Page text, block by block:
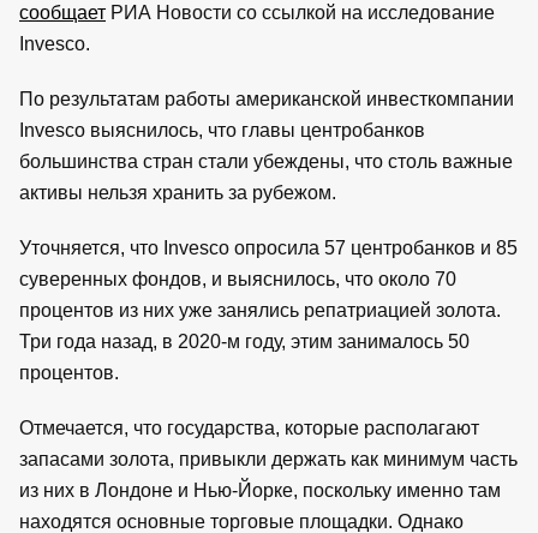
сообщает РИА Новости со ссылкой на исследование
Invesco.
По результатам работы американской инвесткомпании
Invesco выяснилось, что главы центробанков
большинства стран стали убеждены, что столь важные
активы нельзя хранить за рубежом.
Уточняется, что Invesco опросила 57 центробанков и 85
суверенных фондов, и выяснилось, что около 70
процентов из них уже занялись репатриацией золота.
Три года назад, в 2020-м году, этим занималось 50
процентов.
Отмечается, что государства, которые располагают
запасами золота, привыкли держать как минимум часть
из них в Лондоне и Нью-Йорке, поскольку именно там
находятся основные торговые площадки. Однако